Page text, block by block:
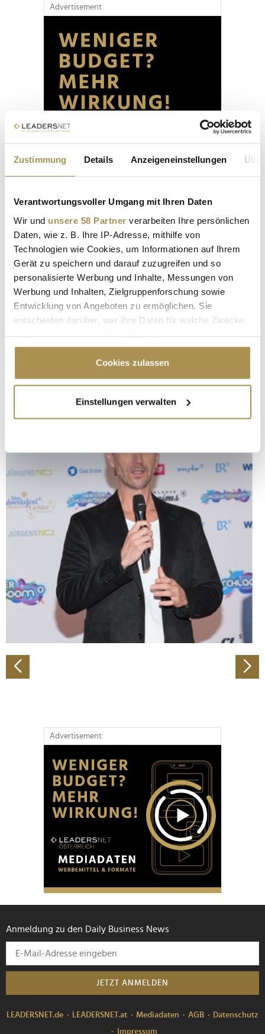
Zustimmung Details Anzeigeneinstellungen
Verantwortungsvoller Umgang mit Ihren Daten
Wir und unsere 58 Partner verarbeiten Ihre persönlichen
Daten, wie z. B. Ihre IP-Adresse, mithilfe von
Technologien wie Cookies, um Informationen auf Ihrem
Gerät zu speichern und darauf zuzugreifen und so
personalisierte Werbung und Inhalte, Messungen von
Werbung und Inhalten, Zielgruppenforschung sowie
Entwicklung von Angeboten zu ermöglichen. Sie
entscheiden darüber, wer Ihre Daten für welche Zwecke
Cookie-Erklärung oder durch Klicken auf das Privacy
Trigger Symbol ändern oder widerrufen
Informationen über Ihre geografische Lage
erfassen, welche bis auf einige Meter genau sein
bestimmten Merkmalen (Fingerprinting) identifizieren
Erfahren Sie mehr darüber, wie Ihre persönlichen Daten
verarbeitet werden, und legen Sie Ihre Präferenzen im
Abschnitt Einzelheiten
fest.
Wir verwenden Cookies, um Inhalte und Anzeigen zu
personalisieren, Funktionen für soziale Medien anbieten
zu können und die Zugriffe auf unsere Website zu
analysieren. Außerdem geben wir Informationen zu Ihrer
Verwendung unserer Website an unsere Partner für
soziale Medien, Werbung und Analysen weiter. Unsere
Partner führen diese Informationen möglicherweise mit
weiteren Daten zusammen, die Sie ihnen bereitgestellt
gesammelt haben.
Cookies zulassen
Einstellungen verwalten
Advertisement
Advertisement
Anmeldung zu den Daily Business News
JETZT ANMELDEN
LEADERSNET.de LEADERSNET.at Mediadaten AGB
Datenschutz
Impressum